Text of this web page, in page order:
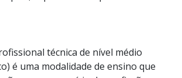
técnica de nível médio
é uma modalidade de ensino que